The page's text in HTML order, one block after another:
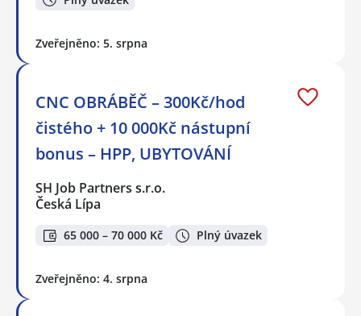
Zveřejněno: 5. srpna
CNC OBRÁBĚČ – 300Kč/hod
čistého + 10 000Kč nástupní
bonus – HPP, UBYTOVÁNÍ
SH Job Partners s.r.o.
Česká Lípa
65 000 – 70 000 Kč Plný úvazek
Zveřejněno: 4. srpna